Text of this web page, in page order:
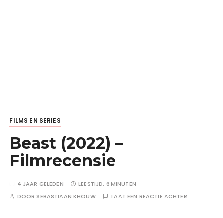
FILMS EN SERIES
Beast (2022) –
Filmrecensie
4 JAAR GELEDEN LEESTIJD: 6 MINUTEN
DOOR SEBASTIAAN KHOUW LAAT EEN REACTIE ACHTER